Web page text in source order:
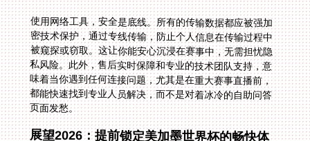
使用网络工具，安全是底线。所有的传输数据都应被强加
密技术保护，通过专线传输，防止个人信息在传输过程中
被窥探或窃取。这让你能安心沉浸在赛事中，无需担忧隐
私风险。此外，售后实时保障和专业的技术团队支持，意
味着当你遇到任何连接问题，尤其是在重大赛事直播前，
都能快速找到专业人员解决，而不是对着冰冷的自助问答
页面发愁。
展望2026：提前锁定美加墨世界杯的畅快体